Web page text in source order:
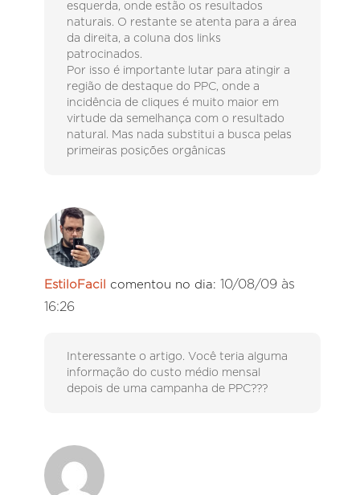
esquerda, onde estão os resultados
naturais. O restante se atenta para a área
da direita, a coluna dos links
patrocinados.
Por isso é importante lutar para atingir a
região de destaque do PPC, onde a
incidência de cliques é muito maior em
virtude da semelhança com o resultado
natural. Mas nada substitui a busca pelas
primeiras posições orgânicas
EstiloFacil comentou no dia: 10/08/09 às
16:26
Interessante o artigo. Você teria alguma
informação do custo médio mensal
depois de uma campanha de PPC???